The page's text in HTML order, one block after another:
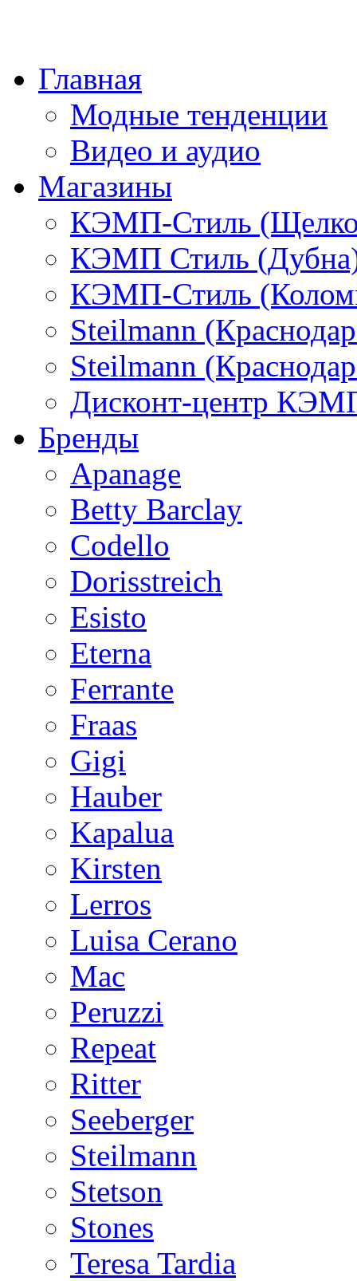
Главная
Модные тенденции
Видео и аудио
Магазины
КЭМП-Стиль
КЭМП Стиль
КЭМП-Стиль
Steilmann
Steilmann
Дисконт-центр
Бренды
Apanage
Betty Barclay
Codello
Dorisstreich
Esisto
Eterna
Ferrante
Fraas
Gigi
Hauber
Kapalua
Kirsten
Lerros
Luisa Cerano
Mac
Peruzzi
Repeat
Ritter
Seeberger
Steilmann
Stetson
Stones
Teresa Tardia